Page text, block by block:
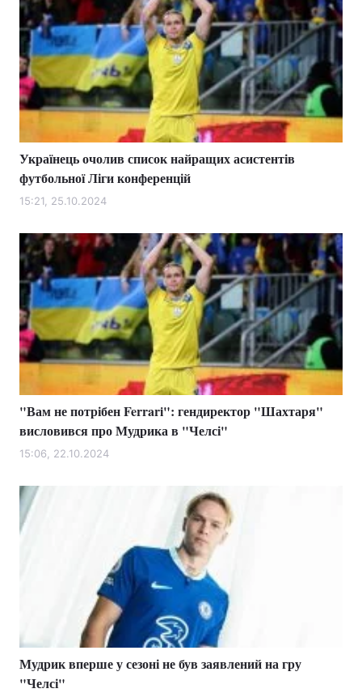
Українець очолив список найращих асистентів
футбольної Ліги конференцій
15:21, 25.10.2024
"Вам не потрібен Ferrari": гендиректор "Шахтаря"
висловився про Мудрика в "Челсі"
15:06, 22.10.2024
Мудрик вперше у сезоні не був заявлений на гру
"Челсі"